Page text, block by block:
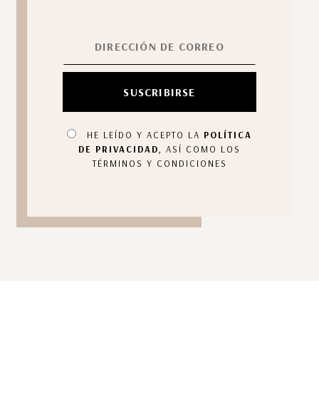
HE LEÍDO Y ACEPTO LA POLÍTICA
DE PRIVACIDAD, ASÍ COMO LOS
TÉRMINOS Y CONDICIONES